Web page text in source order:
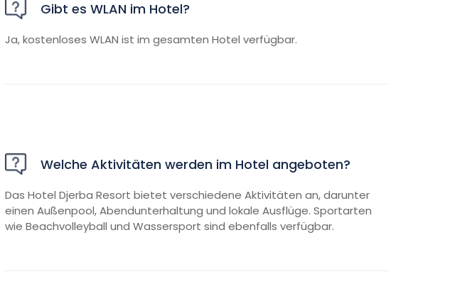
Gibt es WLAN im Hotel?
Ja, kostenloses WLAN ist im gesamten Hotel verfügbar.
Welche Aktivitäten werden im Hotel angeboten?
Das Hotel Djerba Resort bietet verschiedene Aktivitäten an, darunter
einen Außenpool, Abendunterhaltung und lokale Ausflüge. Sportarten
wie Beachvolleyball und Wassersport sind ebenfalls verfügbar.